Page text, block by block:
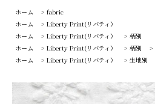
ホーム > fabric
ホーム
> Liberty Print(リバティ）
ホーム
> Liberty Print(リバティ） > 柄別
ホーム
> Liberty Print(リバティ） > 柄別 >
ホーム
> Liberty Print(リバティ） > 生地別